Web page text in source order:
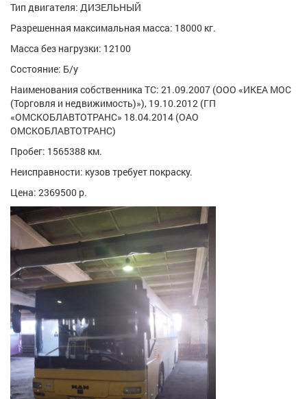
Тип двигателя: ДИЗЕЛЬНЫЙ
Разрешенная максимальная масса: 18000 кг.
Масса без нагрузки: 12100
Состояние: Б/у
Наименования собственника ТС: 21.09.2007 (ООО «ИКЕА МОС
(Торговля и недвижимость)»), 19.10.2012 (ГП
«ОМСКОБЛАВТОТРАНС» 18.04.2014 (ОАО
ОМСКОБЛАВТОТРАНС)
Пробег: 1565388 км.
Неисправности: кузов требует покраску.
Цена: 2369500 р.